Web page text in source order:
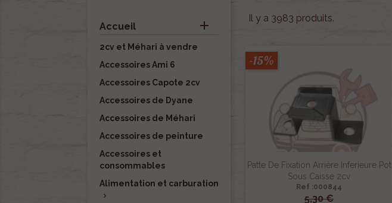
Accueil 
2cv et Méhari à vendre
Accessoires Ami 6
Accessoires Capote 2cv
Accessoires de Dyane
Accessoires de Méhari
Accessoires de peinture
Accessoires et
consommables
Alimentation et carburation

Il y a 3983 produits.
Patte De Fixation Arrière Inferieure Pot
Sous Caisse 2cv
Ref :000844
5,30 €
-15%